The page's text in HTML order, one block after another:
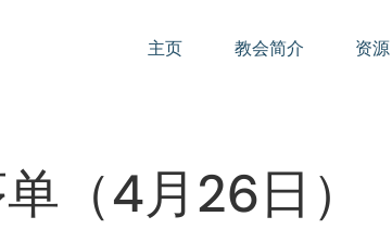
主页 教会简介 资源
（4月26日）